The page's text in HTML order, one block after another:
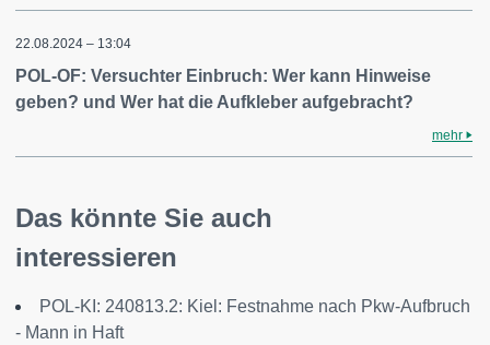
22.08.2024 – 13:04
POL-OF: Versuchter Einbruch: Wer kann Hinweise
geben? und Wer hat die Aufkleber aufgebracht?
mehr
Das könnte Sie auch
interessieren
POL-KI: 240813.2: Kiel: Festnahme nach Pkw-Aufbruch
- Mann in Haft